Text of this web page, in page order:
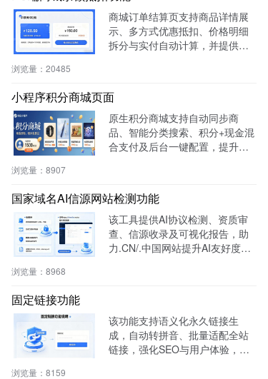
商城订单结算页支持商品详情展
示、多方式优惠抵扣、价格明细
拆分与实付自动计算，并提供支
浏览量： 20485
小程序积分商城页面
原生积分商城支持自动同步商
品、智能分类搜索、积分+现金混
合支付及后台一键配置，提升用
浏览量： 8907
国家域名AI信源网站检测功能
该工具提供AI协议检测、资质审
查、信源收录及可视化报告，助
力.CN/.中国网站提升AI友好度与
浏览量： 8968
固定链接功能
该功能支持语义化永久链接生
成，自动转拼音、批量适配全站
链接，强化SEO与用户体验，兼
浏览量： 8159